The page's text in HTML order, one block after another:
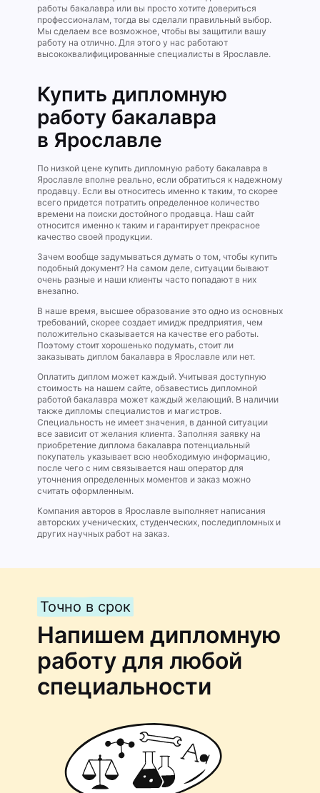
работы бакалавра или вы просто хотите довериться
профессионалам, тогда вы сделали правильный выбор.
Мы сделаем все возможное, чтобы вы защитили вашу
работу на отлично. Для этого у нас работают
высококвалифицированные специалисты в Ярославле.
Купить дипломную
работу бакалавра
в Ярославле
По низкой цене купить дипломную работу бакалавра в
Ярославле вполне реально, если обратиться к надежному
продавцу. Если вы относитесь именно к таким, то скорее
всего придется потратить определенное количество
времени на поиски достойного продавца. Наш сайт
относится именно к таким и гарантирует прекрасное
качество своей продукции.
Зачем вообще задумываться думать о том, чтобы купить
подобный документ? На самом деле, ситуации бывают
очень разные и наши клиенты часто попадают в них
внезапно.
В наше время, высшее образование это одно из основных
требований, скорее создает имидж предприятия, чем
положительно сказывается на качестве его работы.
Поэтому стоит хорошенько подумать, стоит ли
заказывать диплом бакалавра в Ярославле или нет.
Оплатить диплом может каждый. Учитывая доступную
стоимость на нашем сайте, обзавестись дипломной
работой бакалавра может каждый желающий. В наличии
также дипломы специалистов и магистров.
Специальность не имеет значения, в данной ситуации
все зависит от желания клиента. Заполняя заявку на
приобретение диплома бакалавра потенциальный
покупатель указывает всю необходимую информацию,
после чего с ним связывается наш оператор для
уточнения определенных моментов и заказ можно
считать оформленным.
Компания авторов в Ярославле выполняет написания
авторских ученических, студенческих, последипломных и
других научных работ на заказ.
Точно в срок
Напишем дипломную
работу для любой
специальности